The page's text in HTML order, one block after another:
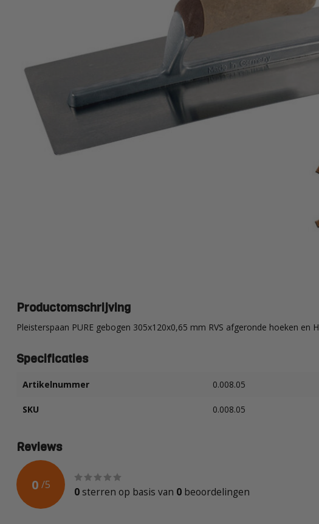
Productomschrijving
Pleisterspaan PURE gebogen 305x120x0,65 mm RVS afgeronde hoeken en
Specificaties
Artikelnummer 0.008.05
SKU 0.008.05
Reviews
0 /5
0 sterren op basis van 0 beoordelingen